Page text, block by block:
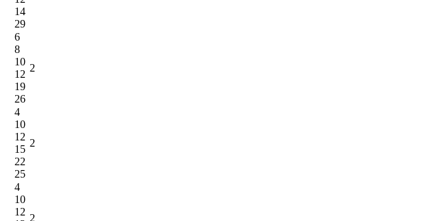
14
29
6
8
10
12
19
26
2
4
10
12
15
22
25
2
4
10
12
2